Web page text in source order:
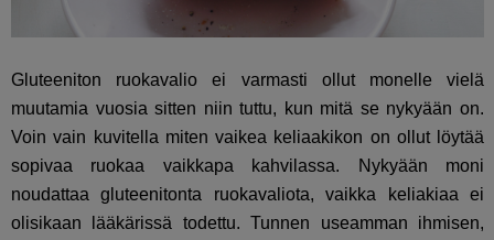
Gluteeniton ruokavalio ei varmasti ollut monelle vielä
muutamia vuosia sitten niin tuttu, kun mitä se nykyään on.
Voin vain kuvitella miten vaikea keliaakikon on ollut löytää
sopivaa ruokaa vaikkapa kahvilassa. Nykyään moni
noudattaa gluteenitonta ruokavaliota, vaikka keliakiaa ei
olisikaan lääkärissä todettu. Tunnen useamman ihmisen,